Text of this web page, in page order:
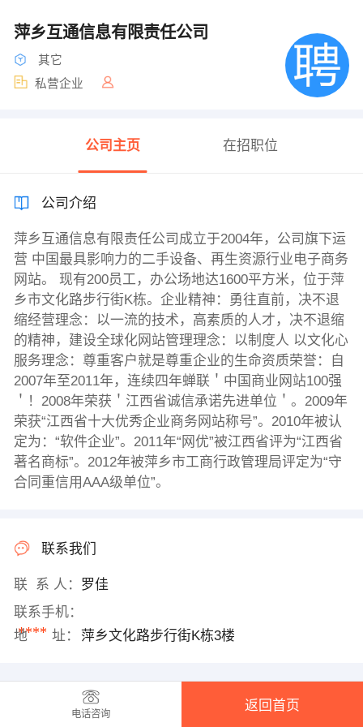
萍乡互通信息有限责任公司
其它
私营企业
公司主页 在招职位
公司介绍
萍乡互通信息有限责任公司成立于2004年，公司旗下运
营 中国最具影响力的二手设备、再生资源行业电子商务
网站。 现有200员工，办公场地达1600平方米，位于萍
乡市文化路步行街K栋。企业精神：勇往直前，决不退
缩经营理念：以一流的技术，高素质的人才，决不退缩
的精神，建设全球化网站管理理念：以制度人 以文化心
服务理念：尊重客户就是尊重企业的生命资质荣誉：自
2007年至2011年，连续四年蝉联＇中国商业网站100强
＇！2008年荣获＇江西省诚信承诺先进单位＇。2009年
荣获“江西省十大优秀企业商务网站称号”。2010年被认
定为：“软件企业”。2011年“网优”被江西省评为“江西省
著名商标”。2012年被萍乡市工商行政管理局评定为“守
合同重信用AAA级单位”。
联系我们
联 系 人： 罗佳
联系手机：
****
地 址： 萍乡文化路步行街K栋3楼
电话咨询
返回首页